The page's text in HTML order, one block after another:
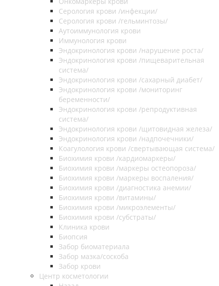
Серология крови /инфекции/
Серология крови /гельминтозы/
Аутоиммунология крови
Иммунология крови
Эндокринология крови /нарушение роста/
Эндокринология крови /пищеварительная
система/
Эндокринология крови /сахарный диабет/
Эндокринология крови /мониторинг
беременности/
Эндокринология крови /репродуктивная
система/
Эндокринология крови /щитовидная железа/
Эндокринология крови /надпочечники/
Коагулология крови /свертывающая система/
Биохимия крови /кардиомаркеры/
Биохимия крови /маркеры остеопороза/
Биохимия крови /маркеры воспаления/
Биохимия крови /диагностика анемии/
Биохимия крови /витамины/
Биохимия крови /микроэлементы/
Биохимия крови /субстраты/
Клиника крови
Биопсия
Забор биоматериала
Забор мазка/соскоба
Забор крови
Центр косметологии